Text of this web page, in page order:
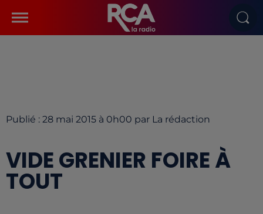
Publié : 28 mai 2015 à 0h00 par La rédaction
VIDE GRENIER FOIRE À
TOUT